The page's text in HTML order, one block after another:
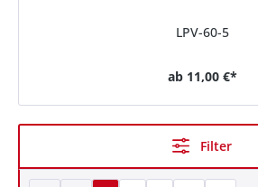
LPV-60-5
ab 11,00 €*
Filter